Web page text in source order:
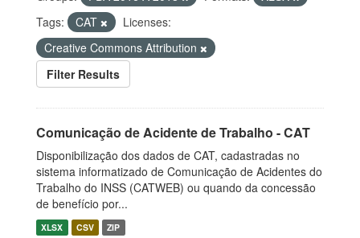
Tags:
CAT
Licenses:
Creative Commons Attribution
Filter Results
Comunicação de Acidente de Trabalho - CAT
Disponibilização dos dados de CAT, cadastradas no
sistema informatizado de Comunicação de Acidentes do
Trabalho do INSS (CATWEB) ou quando da concessão
de benefício por...
XLSX CSV ZIP